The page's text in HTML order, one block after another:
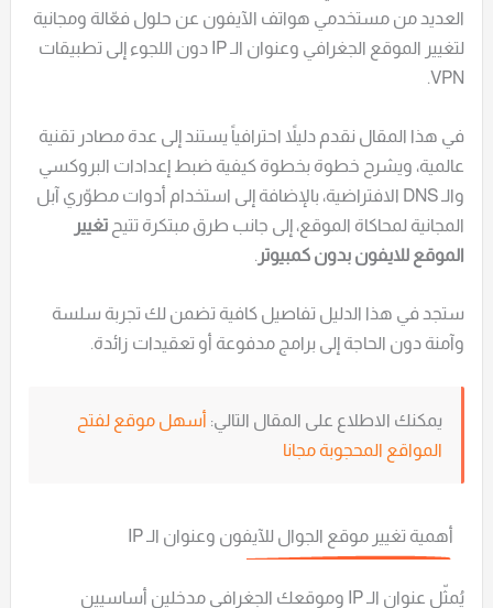
العديد من مستخدمي هواتف الآيفون عن حلول فعّالة ومجانية
لتغيير الموقع الجغرافي وعنوان الـ IP دون اللجوء إلى تطبيقات
VPN.
في هذا المقال نقدم دليلاً احترافياً يستند إلى عدة مصادر تقنية
عالمية، ويشرح خطوة بخطوة كيفية ضبط إعدادات البروكسي
والـ DNS الافتراضية، بالإضافة إلى استخدام أدوات مطوّري آبل
المجانية لمحاكاة الموقع، إلى جانب طرق مبتكرة تتيحتغيير
الموقع للايفون بدون كمبيوتر .
ستجد في هذا الدليل تفاصيل كافية تضمن لك تجربة سلسة
وآمنة دون الحاجة إلى برامج مدفوعة أو تعقيدات زائدة.
يمكنك الاطلاع على المقال التالي: أسهل موقع لفتح
المواقع المحجوبة مجانا
أهمية تغيير موقع الجوال للآيفون وعنوان الـ IP
يُمثّل عنوان الـ IP وموقعك الجغرافي مدخلين أساسيين